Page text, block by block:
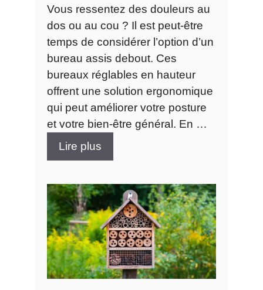
Vous ressentez des douleurs au
dos ou au cou ? Il est peut-être
temps de considérer l’option d’un
bureau assis debout. Ces
bureaux réglables en hauteur
offrent une solution ergonomique
qui peut améliorer votre posture
et votre bien-être général. En …
Lire plus